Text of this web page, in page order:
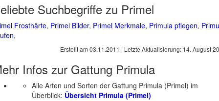
Suchbegriffe zu Primel
Frosthärte, Primel Bilder, Primel Merkmale, Primula pflegen,
,
Erstellt am 03.11.2011 | Letzte Aktualisierung: 14. August
Infos zur Gattung Primula
Alle Arten und Sorten der Gattung Primula (Primel) im
Überblick: Übersicht Primula (Primel)